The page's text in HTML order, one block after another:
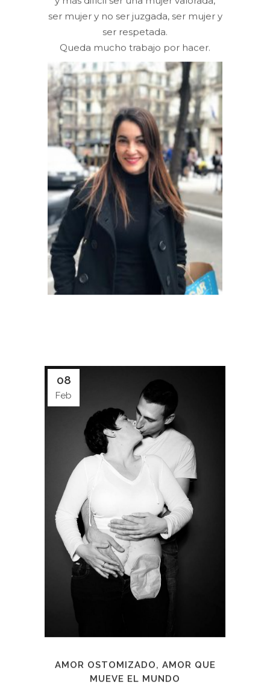
ser mujer y no ser juzgada, ser mujer y
ser respetada.
Queda mucho trabajo por hacer.
08
Feb
AMOR OSTOMIZADO, AMOR QUE
MUEVE EL MUNDO